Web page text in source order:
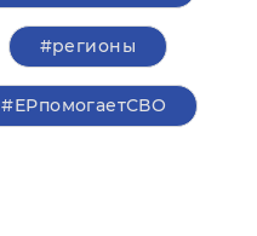
#регионы
#ЕРпомогаетСВО